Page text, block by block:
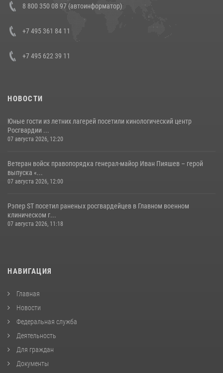
боевого опыта
8 800 350 08 97 (автоинформатор)
+7 495 361 84 11
+7 495 622 39 11
НОВОСТИ
Юные гости из летних лагерей посетили кинологический центр
Росгвардии ...
07 августа 2026, 12:20
Ветеран войск правопорядка генерал-майор Иван Пияшев – герой
выпуска «...
07 августа 2026, 12:00
Рэпер ST посетил раненых росгвардейцев в Главном военном
клиническом г...
07 августа 2026, 11:18
НАВИГАЦИЯ
Главная
Новости
Федеральная служба
Деятельность
Для граждан
Документы